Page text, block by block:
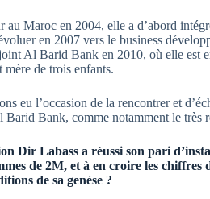
au Maroc en 2004, elle a d’abord
en 2007 vers le business
Al Barid Bank en 2010, où elle est
mère de trois enfants​.
eu l’occasion de la rencontrer et
Barid Bank, comme notamment le
Dir Labass a réussi son pari
de 2M, et à en croire les chiffres
de sa genèse ?